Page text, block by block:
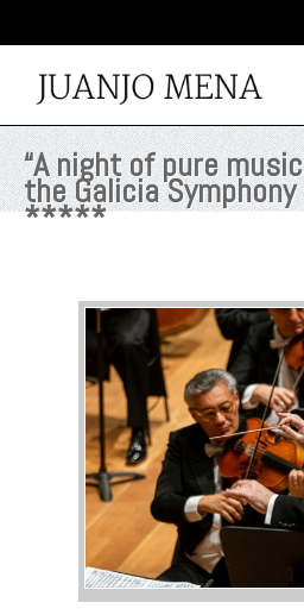
“A night of pure
the Galicia
*****